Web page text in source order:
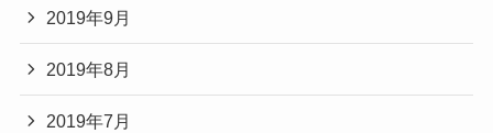
2019年9月
2019年8月
2019年7月